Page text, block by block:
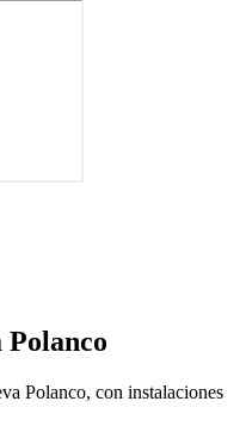
Polanco, con instalaciones